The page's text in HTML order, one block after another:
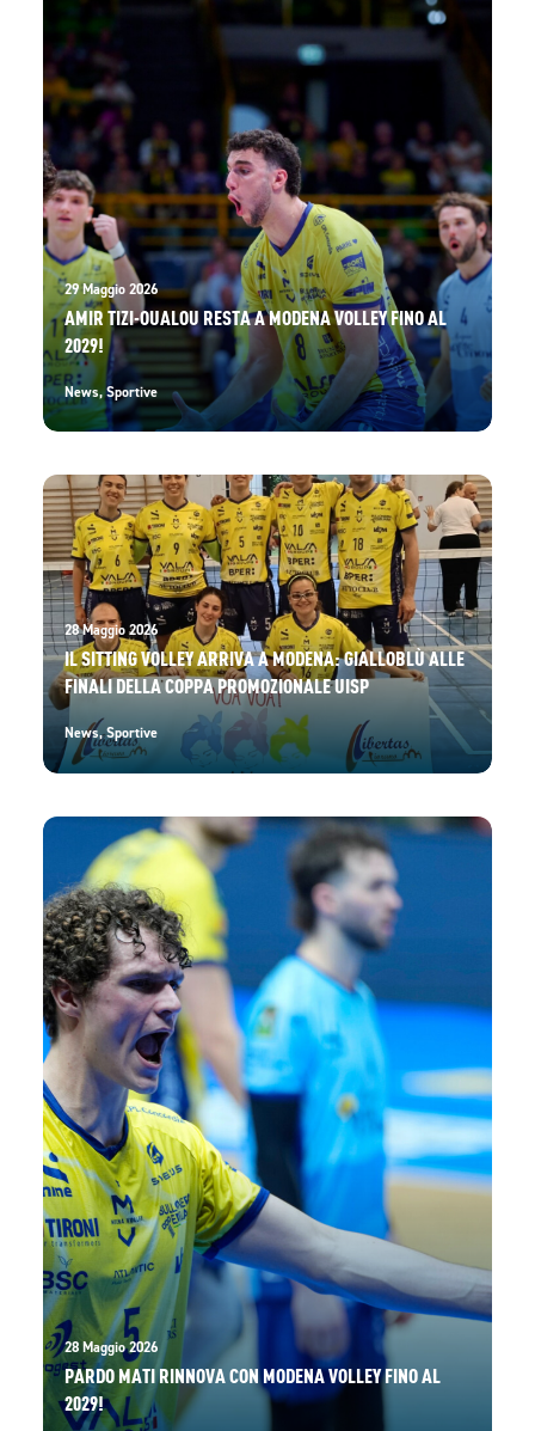
29 Maggio 2026
AMIR TIZI-OUALOU RESTA A MODENA VOLLEY FINO AL
2029!
News,Sportive
28 Maggio 2026
IL SITTING VOLLEY ARRIVA A MODENA: GIALLOBLÙ ALLE
FINALI DELLA COPPA PROMOZIONALE UISP
News,Sportive
28 Maggio 2026
PARDO MATI RINNOVA CON MODENA VOLLEY FINO AL
2029!